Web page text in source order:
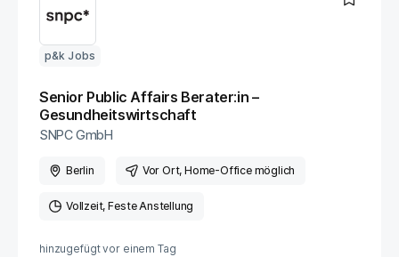
p&k Jobs
Senior Public Affairs Berater:in –
Gesundheitswirtschaft
SNPC GmbH
Berlin Vor Ort, Home-Office möglich
Vollzeit Feste Anstellung
hinzugefügt vor einem Tag